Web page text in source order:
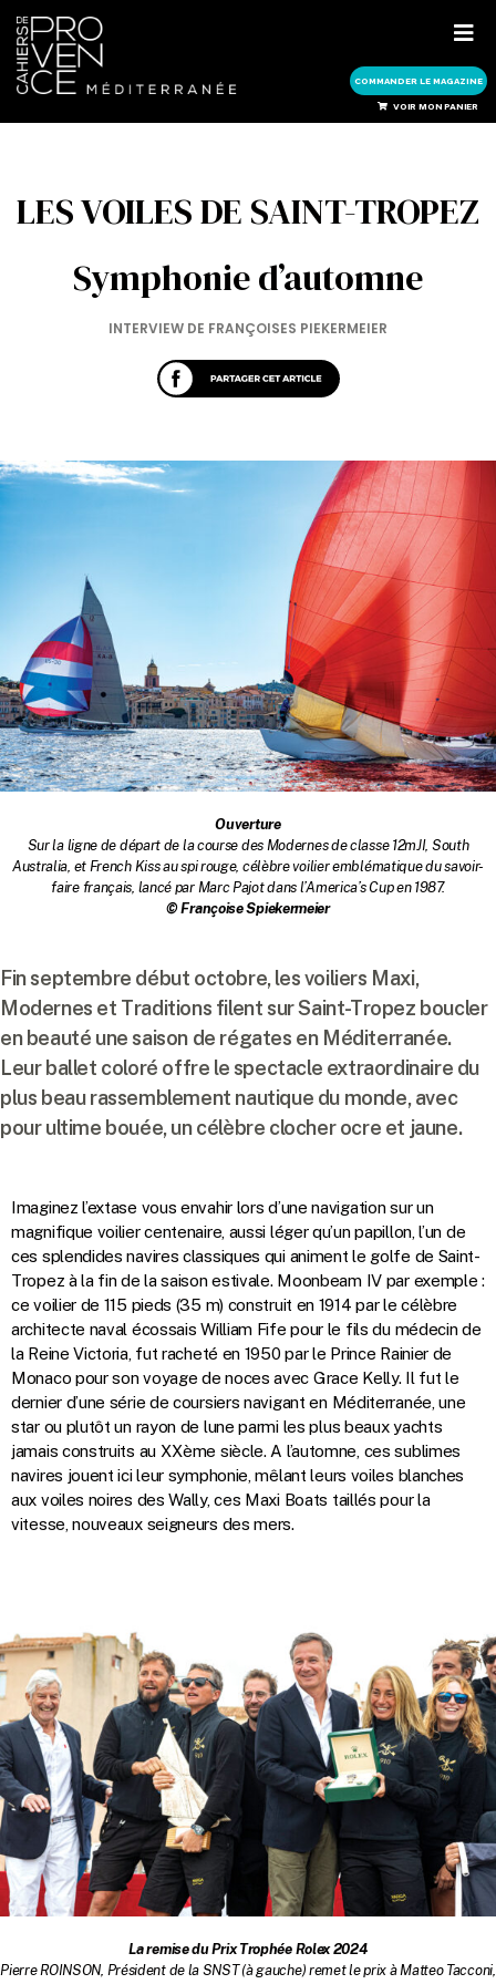
COMMANDER LE MAGAZINE
VOIR MON PANIER
LES VOILES DE SAINT-TROPEZ
Symphonie d’automne
INTERVIEW DE FRANÇOISES PIEKERMEIER
Ouverture
Sur la ligne de départ de la course des Modernes de classe 12mJI, South
Australia, et French Kiss au spi rouge, célèbre voilier emblématique du savoir-
faire français, lancé par Marc Pajot dans l’America’s Cup en 1987.
© Françoise Spiekermeier
Fin septembre début octobre, les voiliers Maxi,
Modernes et Traditions filent sur Saint-Tropez boucler
en beauté une saison de régates en Méditerranée.
Leur ballet coloré offre le spectacle extraordinaire du
plus beau rassemblement nautique du monde, avec
pour ultime bouée, un célèbre clocher ocre et jaune.
Imaginez l’extase vous envahir lors d’une navigation sur un
magnifique voilier centenaire, aussi léger qu’un papillon, l’un de
ces splendides navires classiques qui animent le golfe de Saint-
Tropez à la fin de la saison estivale. Moonbeam IV par exemple :
ce voilier de 115 pieds (35 m) construit en 1914 par le célèbre
architecte naval écossais William Fife pour le fils du médecin de
la Reine Victoria, fut racheté en 1950 par le Prince Rainier de
Monaco pour son voyage de noces avec Grace Kelly. Il fut le
dernier d’une série de coursiers navigant en Méditerranée, une
star ou plutôt un rayon de lune parmi les plus beaux yachts
jamais construits au XXème siècle. A l’automne, ces sublimes
navires jouent ici leur symphonie, mêlant leurs voiles blanches
aux voiles noires des Wally, ces Maxi Boats taillés pour la
vitesse, nouveaux seigneurs des mers.
La remise du Prix Trophée Rolex 2024
Pierre ROINSON, Président de la SNST (àgauche) remet le prix à Matteo Tacconi,